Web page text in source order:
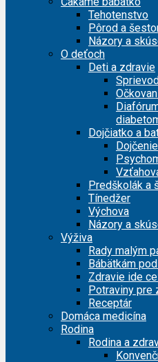
Tehotenstvo
Pôrod a
Názory a
O deťoch
Deti a zdravie
Dojčiatko a
Dojčenie
Predškolák a
Tínedžer
Výchova
Názory a
Výživa
Rady malým
Bábätkám
Zdravie ide
Potraviny pre
Receptár
Domáca medicína
Rodina
Rodina a